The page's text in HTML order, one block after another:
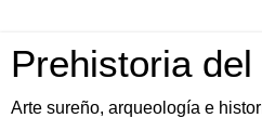
Prehistoria
Arte sureño, arqueología e